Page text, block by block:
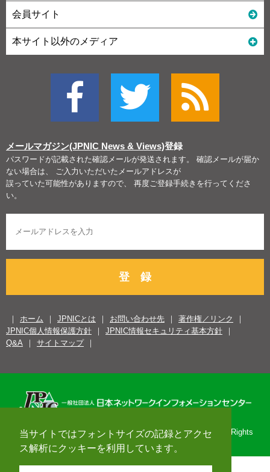
当サイトではフォントサイズの記録とアクセ
ス解析にクッキーを利用しています。
会員サイト
本サイト以外のメディア
メールマガジン(JPNIC News & Views)登録
パスワードが記載された確認メールが発送されます。 確認メールが届か
ない場合は、 ご入力いただいたメールアドレスが
誤っていた可能性がありますので、 再度ご登録手続きを行ってくださ
い。
登 録
ホーム JPNICとは お問い合わせ先
著作権／リンク
JPNIC個人情報保護方針
JPNIC情報セキュリティ基本方針
Q&A
サイトマップ
Copyright© 1996-2026 Japan Network Information Center. All Rights
Reserved.